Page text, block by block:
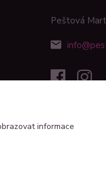
Peštová
informace